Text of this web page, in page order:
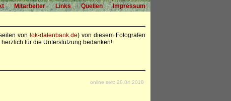
Mitarbeiter Links Quellen
Impressum
von lok-datenbank.de) von diesem Fotografen
für die Unterstützung bedanken!
online seit: 20.04.2018